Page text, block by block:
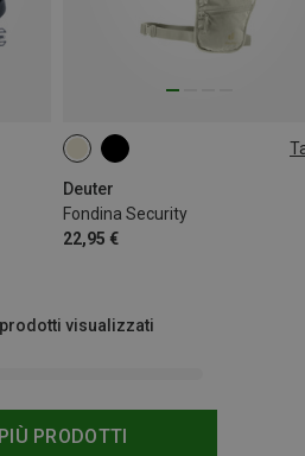
Deuter
Fondina Security
22,95 €
ONE SIZE
PRODOTTI
visualizzati